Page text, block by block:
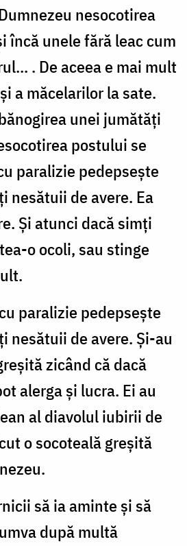
nesocotirea
încă unele fără leac cum
. De aceea e mai mult
a măcelarilor la sate.
unei jumătăţi
postului se
paralizie pedepseşte
nesătuii de avere. Ea
Şi atunci dacă simţi
o ocoli, sau stinge
paralizie pedepseşte
nesătuii de avere. Şi-au
zicând că dacă
alerga şi lucra. Ei au
al diavolul iubirii de
o socoteală greşită
să ia aminte şi să
după multă